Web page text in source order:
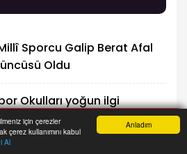
Anladım
için çerezler
çerez kullanımını kabul
Al
Sporcu Galip Berat Afal
Oldu
Okulları yoğun ilgi
Haber Ara İhbar Hattı Menu